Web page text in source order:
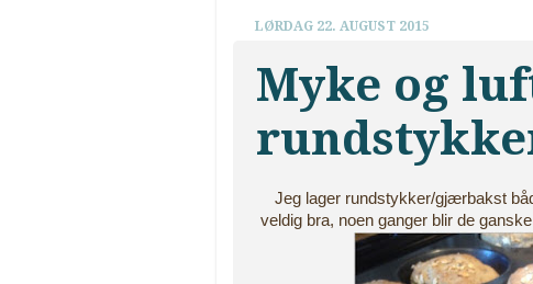
LØRDAG 22. AUGUST 2015
Myke og
Jeg lager rundstykker/gjærbakst
veldig bra, noen ganger blir de